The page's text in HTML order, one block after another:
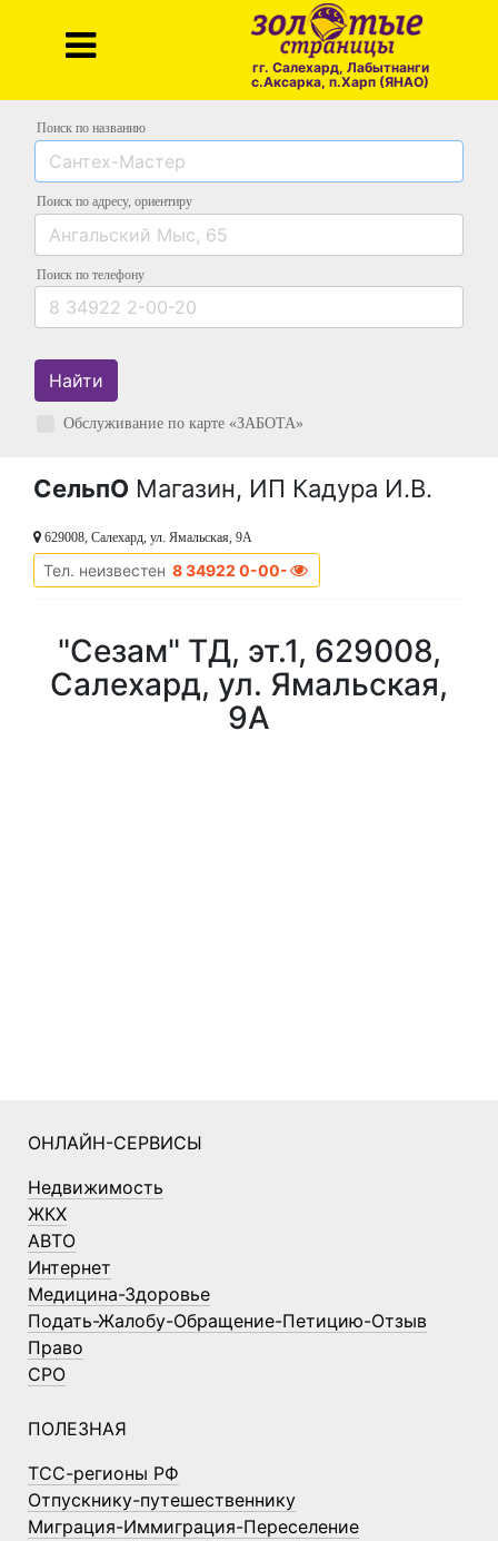
гг. Салехард, Лабытнанги
с.Аксарка, п.Харп (ЯНАО)
Поиск по названию
Поиск по адресу, ориентиру
Поиск по телефону
Найти
Обслуживание по карте «ЗАБОТА»
СельпО Магазин, ИП Кадура И.В.
629008, Салехард, ул. Ямальская, 9А
Тел. неизвестен 8 34922 0-00-00
"Сезам" ТД, эт.1, 629008,
Салехард, ул. Ямальская,
9А
ОНЛАЙН-СЕРВИСЫ
Недвижимость
ЖКХ
АВТО
Интернет
Медицина-Здоровье
Подать-Жалобу-Обращение-Петицию-Отзыв
Право
СРО
ПОЛЕЗНАЯ
ТСС-регионы РФ
Отпускнику-путешественнику
Миграция-Иммиграция-Переселение